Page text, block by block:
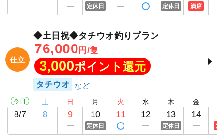
定休日 定休日 満席
仕立
◆土日祝◆タチウオ釣りプラン
76,000 円/隻
3,000ポイント還元
タチウオ
今日
8/7
土
8
日
9
月
10
定休日
火
11
水
12
木
13
定休日
金
14